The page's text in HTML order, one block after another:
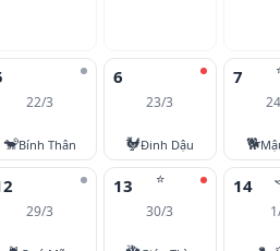
22/3
🐒Bính Thân
6
23/3
🐓Đinh Dậu
7
🐕
29/3
⭐
13
30/3
14